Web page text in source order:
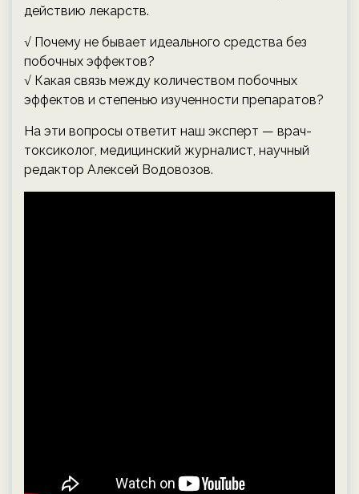
действию лекарств.
√ Почему не бывает идеального средства без
побочных эффектов?
√ Какая связь между количеством побочных
эффектов и степенью изученности препаратов?
На эти вопросы ответит наш эксперт — врач-
токсиколог, медицинский журналист, научный
редактор Алексей Водовозов.